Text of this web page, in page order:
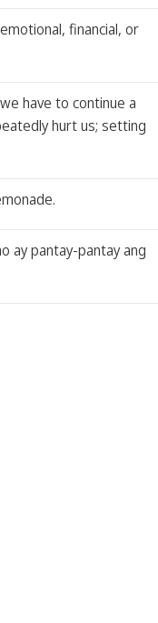
financial, or
have to continue a
hurt us; setting
ay pantay-pantay ang